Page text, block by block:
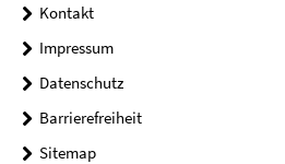
Kontakt
Impressum
Datenschutz
Barrierefreiheit
Sitemap